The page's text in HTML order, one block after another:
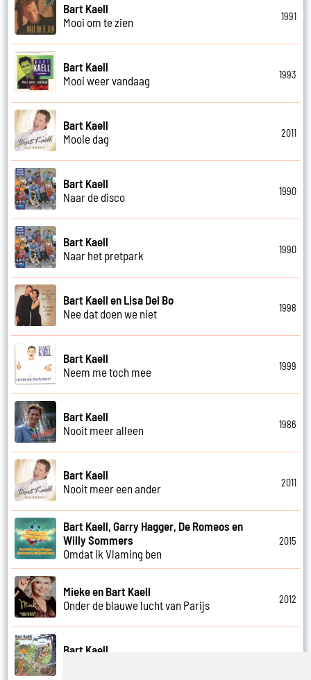
Bart Kaell
Mooi om te zien
1991
Bart Kaell
Mooi weer vandaag
1993
Bart Kaell
Mooie dag
2011
Bart Kaell
Naar de disco
1990
Bart Kaell
Naar het pretpark
1990
Bart Kaell en Lisa Del Bo
Nee dat doen we niet
1998
Bart Kaell
Neem me toch mee
1999
Bart Kaell
Nooit meer alleen
1986
Bart Kaell
Nooit meer een ander
2011
Bart Kaell, Garry Hagger, De Romeos en
Willy Sommers
Omdat ik Vlaming ben
2015
Mieke en Bart Kaell
Onder de blauwe lucht van Parijs
2012
Bart Kaell